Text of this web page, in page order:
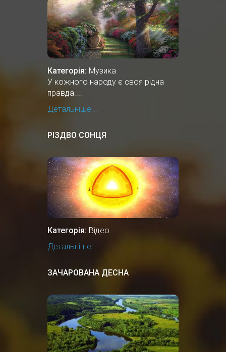
Категорія: Музика
У кожного народу є своя рідна
правда....
Детальніше...
РІЗДВО СОНЦЯ
Категорія: Відео
Детальніше...
ЗАЧАРОВАНА ДЕСНА